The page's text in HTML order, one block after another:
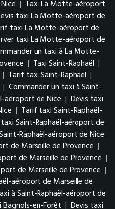
| Taxi La Motte-aéroport
taxi La Motte-aéroport de
taxi La Motte-aéroport de
taxi La Motte-aéroport de
un taxi à La Motte-
| Taxi Saint-Raphaël |
| Tarif taxi Saint-Raphaël |
| Commander un taxi à Saint-
aéroport de Nice | Devis taxi
| Tarif taxi Saint-Raphaël-
taxi Saint-Raphaël-aéroport de
Raphaël-aéroport de Nice
de Marseille de Provence |
de Marseille de Provence |
de Marseille de Provence |
aéroport de Marseille de
à Saint-Raphaël-aéroport de
Bagnols-en-Forêt | Devis taxi